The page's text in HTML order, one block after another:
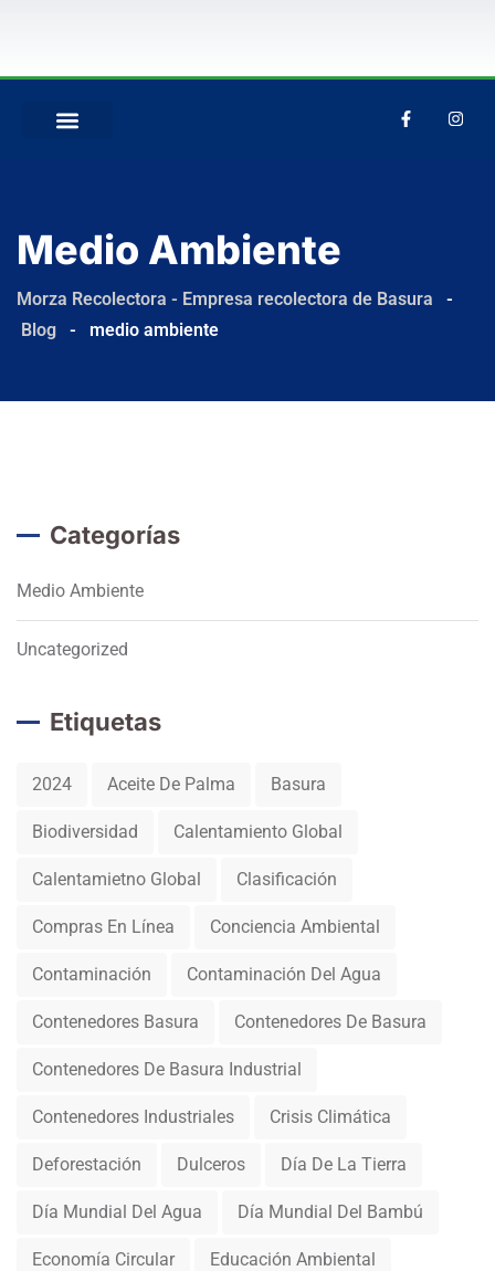
Medio Ambiente
Morza Recolectora - Empresa recolectora de Basura
-
Blog
- medio ambiente
Categorías
Medio Ambiente
Uncategorized
Etiquetas
2024 Aceite De Palma Basura
Biodiversidad Calentamiento Global
Calentamietno Global Clasificación
Compras En Línea Conciencia Ambiental
Contaminación Contaminación Del Agua
Contenedores Basura Contenedores De Basura
Contenedores De Basura Industrial
Contenedores Industriales Crisis Climática
Deforestación Dulceros Día De La Tierra
Día Mundial Del Agua Día Mundial Del Bambú
Economía Circular Educación Ambiental